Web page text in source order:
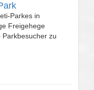
Parkes in
Freigehege
zu